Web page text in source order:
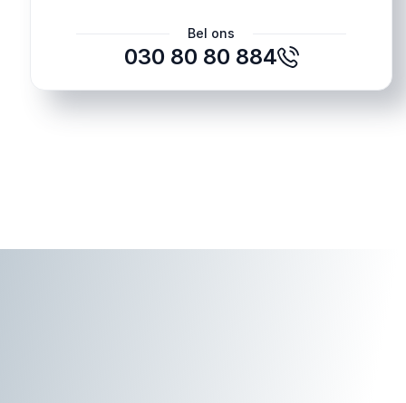
Bel ons
030 80 80 884